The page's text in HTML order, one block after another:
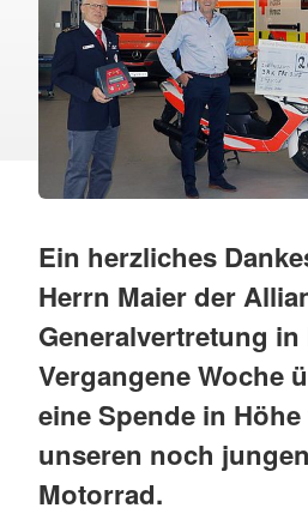
Ein herzliches
Herrn Maier der
Generalvertretung
Vergangene Woche
eine Spende in Höhe
unseren noch
Motorrad.